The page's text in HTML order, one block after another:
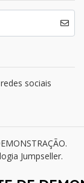
sociais
Jumpseller.